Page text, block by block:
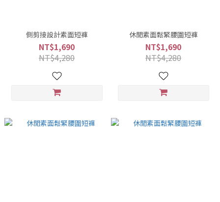
側剪接設計素面短褲
NT$1,690
NT$4,280
休閒素面鬆緊腰圍短褲
NT$1,690
NT$4,280